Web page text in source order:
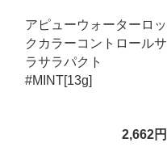
アピューウォーターロッ
クカラーコントロールサ
ラサラパクト
#MINT[13g]
2,662円